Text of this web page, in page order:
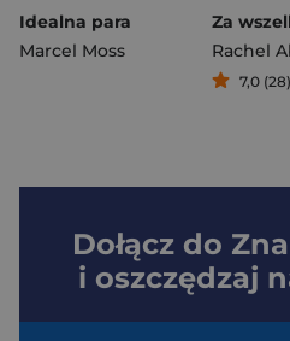
Idealna para
Marcel Moss
Za
Rachel
7,0 (28)
Dołącz do
i oszczędzaj